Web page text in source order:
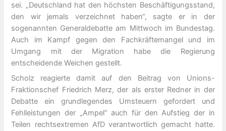
sei. „Deutschland hat den höchsten Beschäftigungsstand,
den wir jemals verzeichnet haben“, sagte er in der
sogenannten Generaldebatte am Mittwoch im Bundestag.
Auch im Kampf gegen den Fachkräftemangel und im
Umgang mit der Migration habe die Regierung
entscheidende Weichen gestellt.
Scholz reagierte damit auf den Beitrag von Unions-
Fraktionschef Friedrich Merz, der als erster Redner in der
Debatte ein grundlegendes Umsteuern gefordert und
Fehlleistungen der „Ampel“ auch für den Aufstieg der in
Teilen rechtsextremen AfD verantwortlich gemacht hatte.